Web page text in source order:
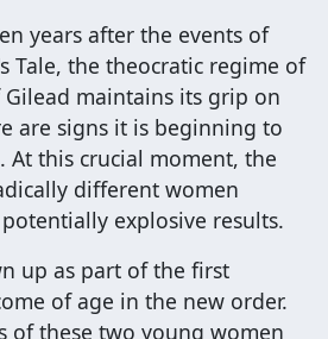
years after the events of
Tale, the theocratic regime of
maintains its grip on
are signs it is beginning to
this crucial moment, the
different women
explosive results.
up as part of the first
of age in the new order.
of these two young women